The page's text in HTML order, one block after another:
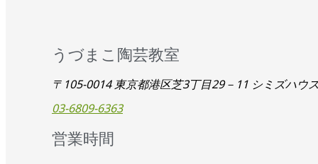
うづまこ陶芸教室
〒105-0014 東京都港区芝3丁目29－11 シミズハウ
03-6809-6363
営業時間